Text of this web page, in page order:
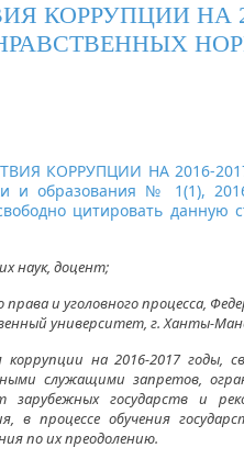
КОРРУПЦИИ НА
КОРРУПЦИИ НА 2016-
и образования № 1(1),
цитировать данную
наук, доцент;
и уголовного процесса,
университет, г. Ханты-
на 2016-2017 годы,
служащими запретов,
государств и
в процессе обучения
по их преодолению.